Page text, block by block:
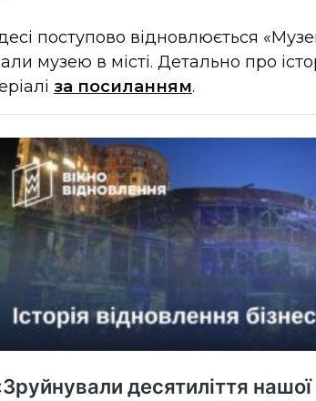
поступово відновлюється
музею в місті. Детально про
за посиланням.